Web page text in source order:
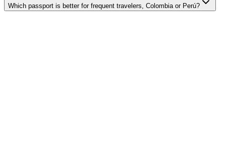
Which passport is better for frequent travelers, Colombia or Perú?